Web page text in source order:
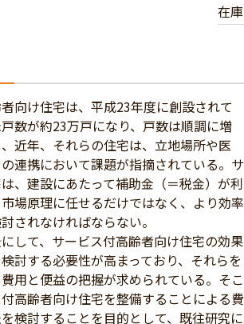
在庫
向け住宅は、平成23年度に創設されて
数が約23万戸になり、戸数は順調に増
近年、それらの住宅は、立地場所や医
連携において課題が指摘されている。サ
、建設にあたって補助金（＝税金）が利
場原理に任せるだけではなく、より効率
されなければならない。
して、サービス付高齢者向け住宅の効果
討する必要性が高まっており、それらを
用と便益の把握が求められている。そこ
高齢者向け住宅を整備することによる費
検討することを目的として、既往研究に